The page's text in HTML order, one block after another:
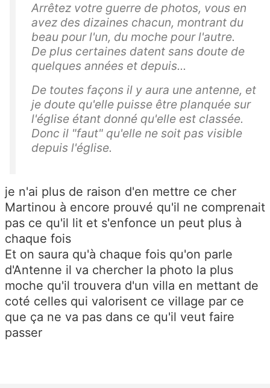
Arrêtez votre guerre de photos, vous en
avez des dizaines chacun, montrant du
beau pour l'un, du moche pour l'autre.
De plus certaines datent sans doute de
quelques années et depuis...
De toutes façons il y aura une antenne, et
je doute qu'elle puisse être planquée sur
l'église étant donné qu'elle est classée.
Donc il "faut" qu'elle ne soit pas visible
depuis l'église.
je n'ai plus de raison d'en mettre ce cher
Martinou à encore prouvé qu'il ne comprenait
pas ce qu'il lit et s'enfonce un peut plus à
chaque fois
Et on saura qu'à chaque fois qu'on parle
d'Antenne il va chercher la photo la plus
moche qu'il trouvera d'un villa en mettant de
coté celles qui valorisent ce village par ce
que ça ne va pas dans ce qu'il veut faire
passer